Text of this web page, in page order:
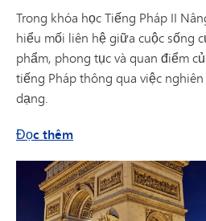
Trong khóa học Tiếng Pháp II
hiểu mối liên hệ giữa cuộc sống
phẩm, phong tục và quan điểm
tiếng Pháp thông qua việc
dạng.
Đọc thêmvề khóa học Tiếng